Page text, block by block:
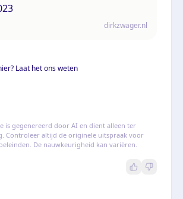
dirkzwager.nl
Laat het ons weten
is gegenereerd door AI en dient alleen ter
Controleer altijd de originele uitspraak voor
De nauwkeurigheid kan variëren.